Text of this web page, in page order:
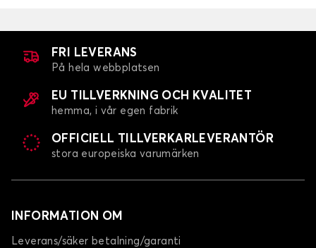
FRI LEVERANS
På hela webbplatsen
EU TILLVERKNING OCH KVALITET
hemma, i vår egen fabrik
OFFICIELL TILLVERKARLEVERANTÖR
stora europeiska varumärken
INFORMATION OM
Leverans/säker betalning/garanti